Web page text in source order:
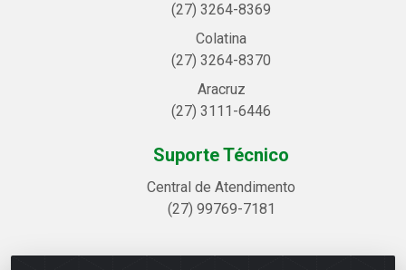
(27) 3264-8369
Colatina
(27) 3264-8370
Aracruz
(27) 3111-6446
Suporte Técnico
Central de Atendimento
(27) 99769-7181